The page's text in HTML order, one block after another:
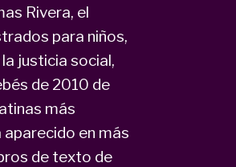
Rivera, el
para niños,
justicia social,
de 2010 de
más
aparecido en más
de texto de